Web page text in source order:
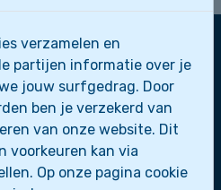
Leo
verzamelen en
partijen informatie over je
jouw surfgedrag. Door
ben je verzekerd van
van onze website. Dit
voorkeuren kan via
Op onze pagina cookie